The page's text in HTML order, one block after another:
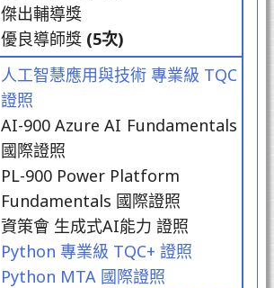
傑出輔導獎
優良導師獎 (5次)
人工智慧應用與技術 專業級 TQC
證照
AI-900 Azure AI Fundamentals
國際證照
PL-900 Power Platform
Fundamentals 國際證照
資策會 生成式AI能力 證照
Python 專業級 TQC+ 證照
Python MTA 國際證照